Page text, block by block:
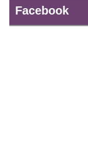
Facebook